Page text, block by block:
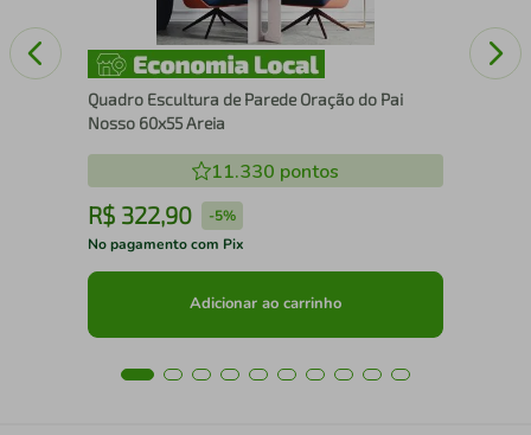
Quadro Escultura de Parede Oração do Pai
Nosso 60x55 Areia
11.330 pontos
R$ 322,90 -5%
No pagamento com Pix
Adicionar ao carrinho